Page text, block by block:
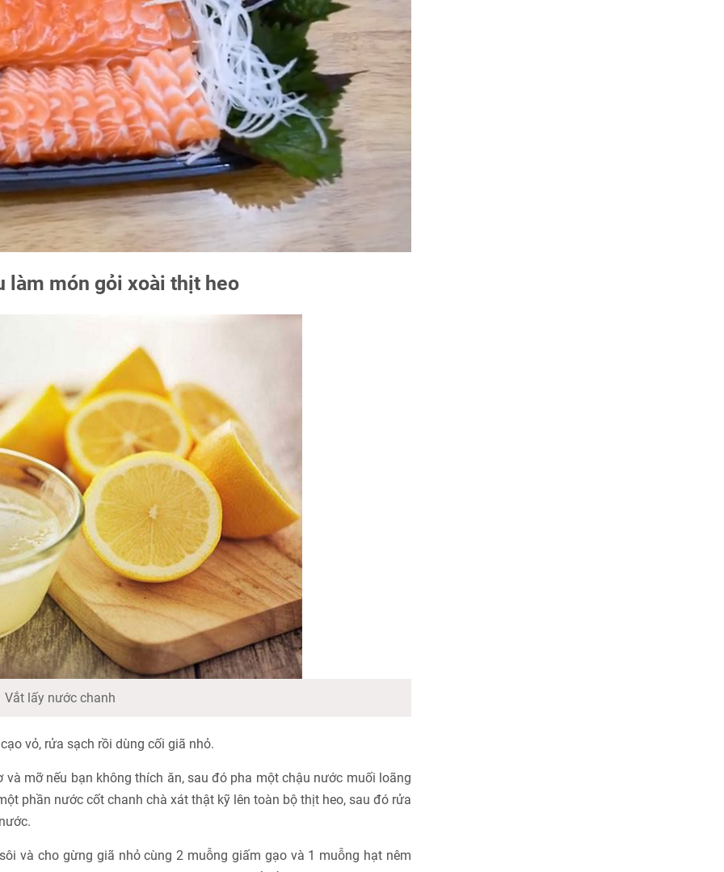
làm món gỏi xoài thịt heo
Vắt lấy nước chanh
vỏ, rửa sạch rồi dùng cối giã nhỏ.
mỡ nếu bạn không thích ăn, sau đó pha một chậu nước muối loãng
phần nước cốt chanh chà xát thật kỹ lên toàn bộ thịt heo, sau đó rửa
và cho gừng giã nhỏ cùng 2 muỗng giấm gạo và 1 muỗng hạt nêm